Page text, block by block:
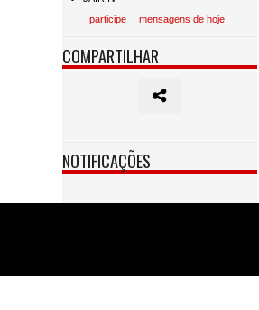
participe mensagens de hoje
COMPARTILHAR
NOTIFICAÇÕES